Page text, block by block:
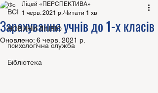
ВСІ
НОВИНИ ЛІЦЕЮ
психологічна служба
Бібліотека
Зарахування учнів до 1-х класів
Ліцей «ПЕРСПЕКТИВА»
1 черв. 2021 р. Читати 1 хв
Оновлено: 6 черв. 2021 р.